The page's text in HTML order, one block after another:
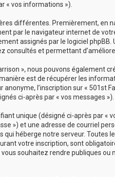
« vos informations »).
différentes. Premièrement, en
par le navigateur internet de
assignés par le logiciel
consultés et permettant
», nous pouvons
est de récupérer les
l’inscription sur « 501st
ci-après par « vos messages »).
unique (désigné ci-après par «
») et une adresse de courriel
qui héberge notre serveur.
votre inscription, sont
souhaitez rendre publiques ou